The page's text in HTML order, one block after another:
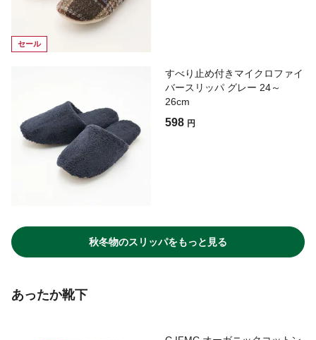
セール
すべり止め付きマイクロファイ
バースリッパ グレー 24～
26cm
598 円
秋冬物のスリッパをもっと見る
あったか靴下